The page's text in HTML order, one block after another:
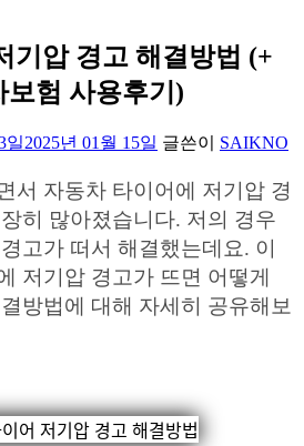
기압 경고 해결방법 (+
험 사용후기)
일2025년 01월 15일 글쓴이 SAIKNO
서 자동차 타이어에 저기압 경
히 많아졌습니다. 저의 경우
고가 떠서 해결했는데요. 이
저기압 경고가 뜨면 어떻게
방법에 대해 자세히 공유해보